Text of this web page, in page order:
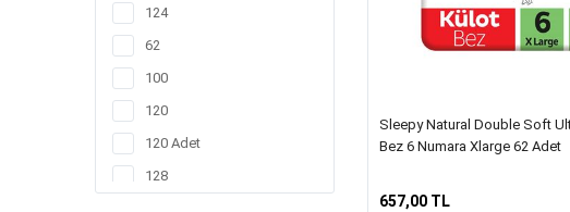
124
62
100
120
120 Adet
128
Sleepy Natural Double Soft
Bez 6 Numara Xlarge 62 Adet
657,00 TL